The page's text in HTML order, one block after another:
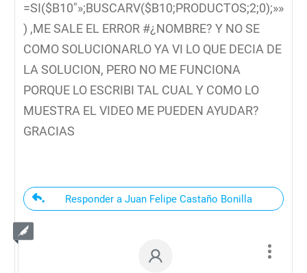
=SI($B10″»;BUSCARV($B10;PRODUCTOS;2;0);»»
) ,ME SALE EL ERROR #¿NOMBRE? Y NO SE
COMO SOLUCIONARLO YA VI LO QUE DECIA DE
LA SOLUCION, PERO NO ME FUNCIONA
PORQUE LO ESCRIBI TAL CUAL Y COMO LO
MUESTRA EL VIDEO ME PUEDEN AYUDAR?
GRACIAS
Responder a Juan Felipe Castaño Bonilla